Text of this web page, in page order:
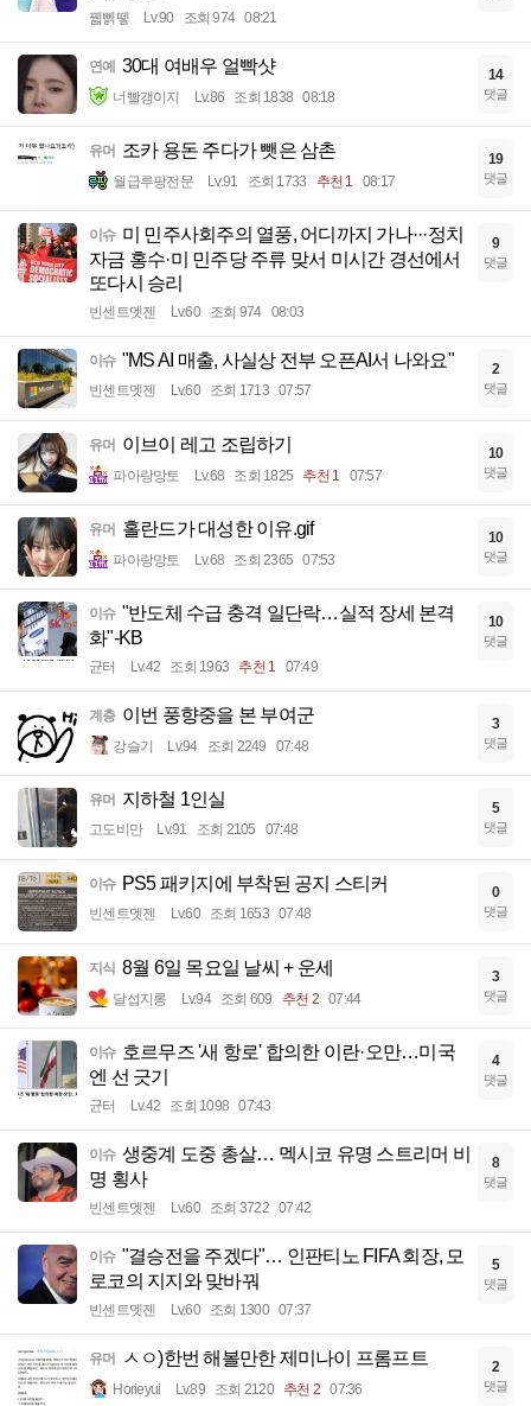
꿻뻵뗗 Lv.90 조회 974 08:21
연예 30대 여배우 얼빡샷
너빨갱이지 Lv.86 조회 1838 08:18
14
댓글
유머 조카 용돈 주다가 뺏은 삼촌
월급루팡전문 Lv.91 조회 1733 추천 1 08:17
19
댓글
이슈 미 민주사회주의 열풍, 어디까지 가나···정치
자금 홍수·미 민주당 주류 맞서 미시간 경선에서
또다시 승리
빈센트멧젠 Lv.60 조회 974 08:03
9
댓글
이슈 "MS AI 매출, 사실상 전부 오픈AI서 나와요"
빈센트멧젠 Lv.60 조회 1713 07:57
2
댓글
유머 이브이 레고 조립하기
파아랑망토 Lv.68 조회 1825 추천 1 07:57
10
댓글
유머 홀란드가 대성한 이유.gif
파아랑망토 Lv.68 조회 2365 07:53
10
댓글
이슈 "반도체 수급 충격 일단락…실적 장세 본격
화"-KB
균터 Lv.42 조회 1963 추천 1 07:49
10
댓글
계층 이번 풍향중을 본 부여군
강슬기 Lv.94 조회 2249 07:48
3
댓글
유머 지하철 1인실
고도비만 Lv.91 조회 2105 07:48
5
댓글
이슈 PS5 패키지에 부착된 공지 스티커
빈센트멧젠 Lv.60 조회 1653 07:48
0
댓글
지식 8월 6일 목요일 날씨 + 운세
달섭지롱 Lv.94 조회 609 추천 2 07:44
3
댓글
이슈 호르무즈 '새 항로' 합의한 이란·오만…미국
엔 선 긋기
균터 Lv.42 조회 1098 07:43
4
댓글
이슈 생중계 도중 총살… 멕시코 유명 스트리머 비
명 횡사
빈센트멧젠 Lv.60 조회 3722 07:42
8
댓글
이슈 "결승전을 주겠다"… 인판티노 FIFA 회장, 모
로코의 지지와 맞바꿔
빈센트멧젠 Lv.60 조회 1300 07:37
5
댓글
유머 ㅅㅇ)한번 해볼만한 제미나이 프롬프트
Horieyui Lv.89 조회 2120 추천 2 07:36
2
댓글